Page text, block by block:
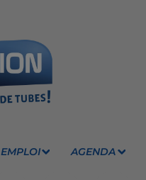
EMPLOI AGENDA